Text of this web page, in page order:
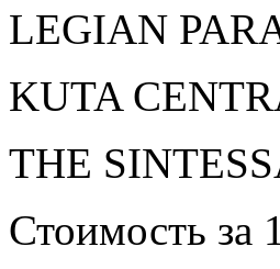
LEGIAN
KUTA
THE
Стоимость за